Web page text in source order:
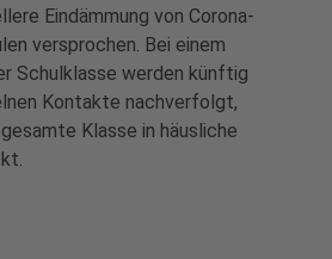
Eindämmung von Corona-
versprochen. Bei einem
Schulklasse werden künftig
Kontakte nachverfolgt,
Klasse in häusliche